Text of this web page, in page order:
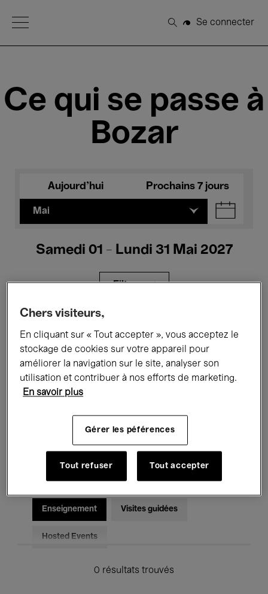
Open Menu
Rechercher
Se connecter
Ce qui se passe à
Bozar
Aujourd'hui Prochains 7 jours
Mai
Samedi 01 - Lundi 31 Mai 2027
Filtres
Expositions Films Performances
Rencontres & Débats Jazz
Musique électronique
Pour tous Kids’ Palace
Enseignement Visites guidées
Hosted Events
0 résultats trouvés
Chers visiteurs,
En cliquant sur « Tout accepter », vous acceptez le
stockage de cookies sur votre appareil pour
améliorer la navigation sur le site, analyser son
utilisation et contribuer à nos efforts de marketing.
En savoir plus
Gérer les péférences
Tout refuser Tout accepter